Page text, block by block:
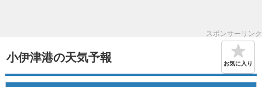
スポンサーリンク
小伊津港の天気予報 お気に入り